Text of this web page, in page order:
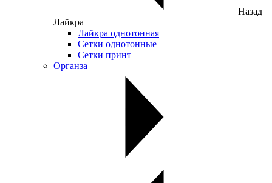
Назад
Лайкра
Лайкра однотонная
Сетки однотонные
Сетки принт
Органза